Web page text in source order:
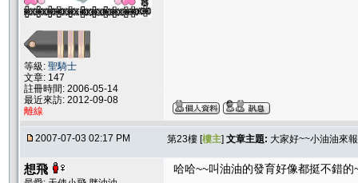
等級: 聖騎士
文章: 147
註冊時間: 2006-05-14
最近來訪: 2012-09-08
離線
2007-07-03 02:17 PM 第23樓 [樓主] 文章主題: 大家好~~小油油來
想飛 哈哈~~叫油油的發育好像都挺不錯的